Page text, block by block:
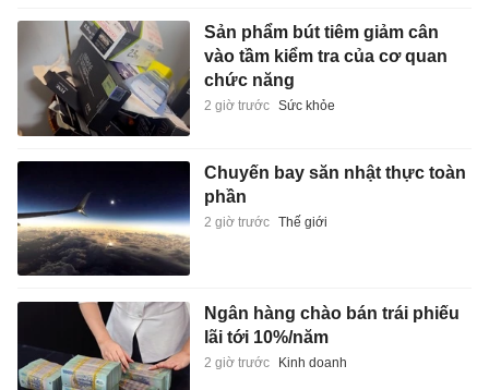
Sản phẩm bút tiêm giảm cân
vào tầm kiểm tra của cơ quan
chức năng
2 giờ trước Sức khỏe
Chuyến bay săn nhật thực toàn
phần
2 giờ trước Thế giới
Ngân hàng chào bán trái phiếu
lãi tới 10%/năm
2 giờ trước Kinh doanh